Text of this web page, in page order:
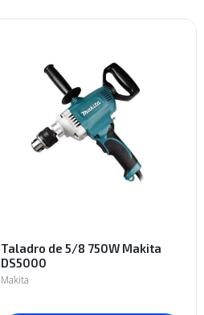
Taladro de 5/8 750W Makita
DS5000
Makita